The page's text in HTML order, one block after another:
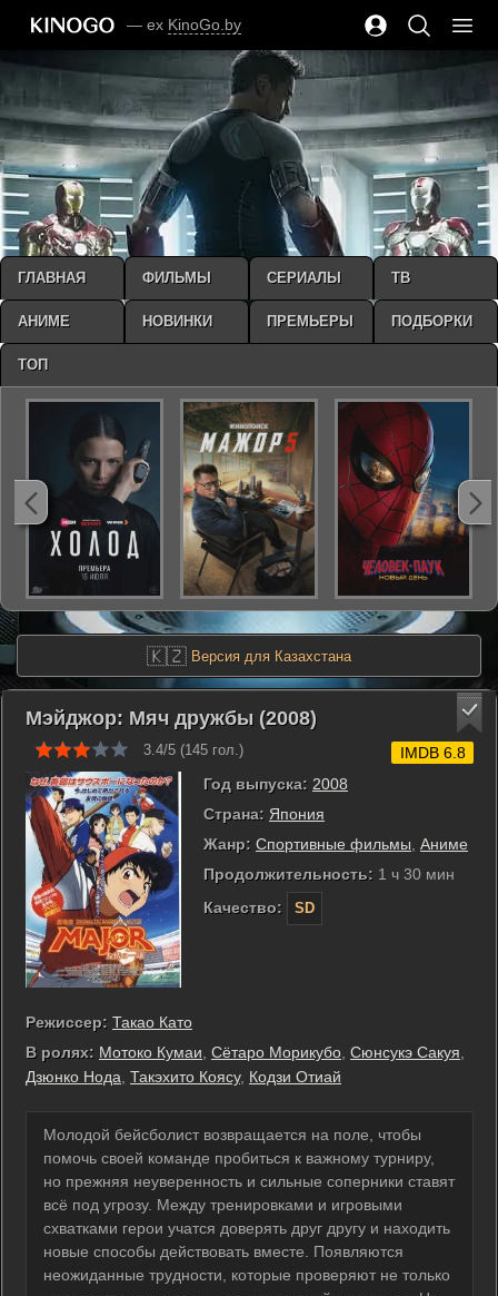
— ex KinoGo.by
🇰🇿 Версия для Казахстана
Мэйджор: Мяч дружбы (2008)
3.4/5 (145 гол.)
Год выпуска: 2008
Страна: Япония
Жанр: Спортивные фильмы Аниме
Продолжительность: 1 ч 30 мин
Качество:
SD
IMDB 6.8
Режиссер: Такао Като
В ролях: Мотоко Кумаи Сётаро Морикубо Сюнсукэ Сакуя
Дзюнко Нода Такэхито Коясу, Кодзи Отиай
Молодой бейсболист возвращается на поле, чтобы
помочь своей команде пробиться к важному турниру,
но прежняя неуверенность и сильные соперники ставят
всё под угрозу. Между тренировками и игровыми
схватками герои учатся доверять друг другу и находить
новые способы действовать вместе. Появляются
неожиданные трудности, которые проверяют не только
ГЛАВНАЯ ФИЛЬМЫ СЕРИАЛЫ ТВ
АНИМЕ НОВИНКИ ПРЕМЬЕРЫ ПОДБОРКИ
ТОП